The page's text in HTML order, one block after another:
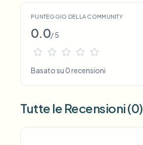
PUNTEGGIO DELLA COMMUNITY
0.0/ 5
Basato su 0 recensioni
Tutte le Recensioni (0)